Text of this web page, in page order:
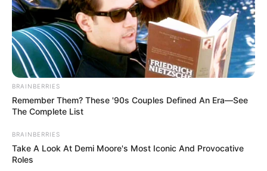
BRAINBERRIES
Remember Them? These '90s Couples Defined An Era—See
The Complete List
BRAINBERRIES
Take A Look At Demi Moore's Most Iconic And Provocative
Roles